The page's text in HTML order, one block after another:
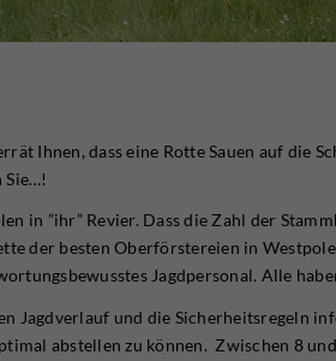
Ihnen, dass eine Rotte Sauen auf die
Sie…!
in ”ihr” Revier. Dass die Zahl der
der besten Oberförstereien in
Jagdpersonal. Alle
Jagdverlauf und die Sicherheitsregeln
abstellen zu können. Zwischen 8